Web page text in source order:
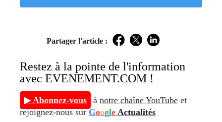
Partager l'article : Facebook
TwitterLinkedIn
Restez à la pointe de l'information
avec EVENEMENT.COM !
▶ Abonnez-vous à notre chaîne YouTube et
rejoignez-nous surGoogle Actualités